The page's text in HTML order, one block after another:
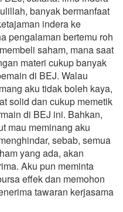
banyak bermanfaat
indera ke
pengalaman bertemu roh
saham, mana saat
materi cukup banyak
di BEJ. Walau
aku tidak boleh kaya,
solid dan cukup memetik
di BEJ ini. Bahkan,
mau meminang aku
sebab, semua
yang ada, akan
Aku pun meminta
effek dan memohon
tawaran kerjasama